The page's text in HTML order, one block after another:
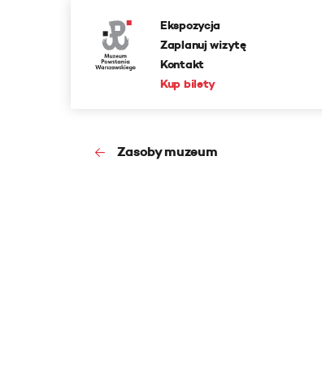
Ekspozycja
Zaplanuj wizytę
Kontakt
Kup bilety
Zasoby muzeum